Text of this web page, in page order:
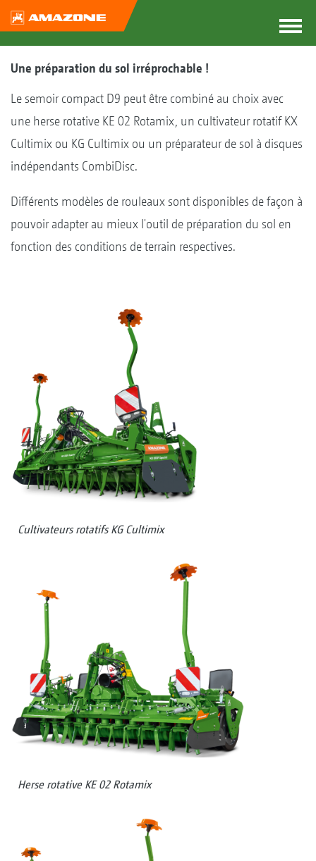
Une préparation du sol irréprochable !
Le semoir compact D9 peut être combiné au choix avec
une herse rotative KE 02 Rotamix, un cultivateur rotatif KX
Cultimix ou KG Cultimix ou un préparateur de sol à disques
indépendants CombiDisc.
Différents modèles de rouleaux sont disponibles de façon à
pouvoir adapter au mieux l'outil de préparation du sol en
fonction des conditions de terrain respectives.
Cultivateurs rotatifs KG Cultimix
Herse rotative KE 02 Rotamix